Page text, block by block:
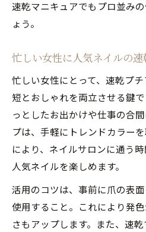
速乾マニキュアでもプロ並み
ょう。
忙しい女性に人気ネイルの
忙しい女性にとって、速乾プ
短とおしゃれを両立させる鍵
っとしたお出かけや仕事の合
プは、手軽にトレンドカラー
により、ネイルサロンに通う
人気ネイルを楽しめます。
活用のコツは、事前に爪の表
使用すること。これにより発
さもアップします。また、速